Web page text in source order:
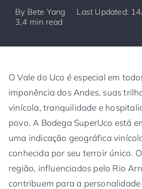
By Bete Yang
Last Updated:
3,4 min read
O Vale do Uco é especial em
imponência dos Andes, suas
vinícola, tranquilidade e
povo. A Bodega SuperUco está
uma indicação geográfica
conhecida por seu terroir único.
região, influenciados pelo Rio
contribuem para a